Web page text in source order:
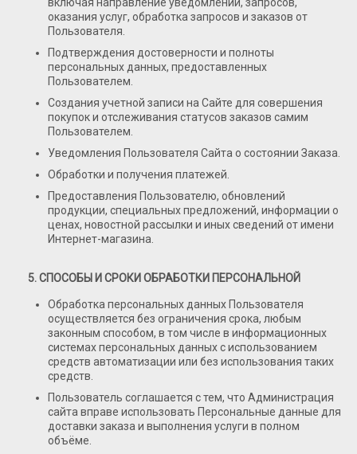
оказания услуг, обработка запросов и заказов от
Пользователя.
Подтверждения достоверности и полноты
персональных данных, предоставленных
Пользователем.
Создания учетной записи на Сайте для совершения
покупок и отслеживания статусов заказов самим
Пользователем.
Уведомления Пользователя Сайта о состоянии Заказа.
Обработки и получения платежей.
Предоставления Пользователю, обновлений
продукции, специальных предложений, информации о
ценах, новостной рассылки и иных сведений от имени
Интернет-магазина.
5. СПОСОБЫ И СРОКИ ОБРАБОТКИ ПЕРСОНАЛЬНОЙ
Обработка персональных данных Пользователя
осуществляется без ограничения срока, любым
законным способом, в том числе в информационных
системах персональных данных с использованием
средств автоматизации или без использования таких
средств.
Пользователь соглашается с тем, что Администрация
сайта вправе использовать Персональные данные для
доставки заказа и выполнения услуги в полном
объёме.